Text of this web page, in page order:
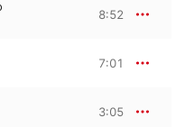
8:52
7:01
3:05